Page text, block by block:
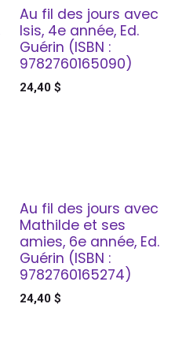
Au fil des jours avec
Isis, 4e année, Ed.
Guérin (ISBN :
9782760165090)
24,40$
Au fil des jours avec
Mathilde et ses
amies, 6e année, Ed.
Guérin (ISBN :
9782760165274)
24,40$